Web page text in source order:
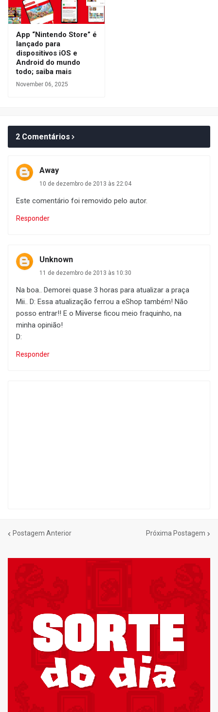
App “Nintendo Store” é
lançado para
dispositivos iOS e
Android do mundo
todo; saiba mais
November 06, 2025
2 Comentários
Away
10 de dezembro de 2013 às 22:04
Este comentário foi removido pelo autor.
Responder
Unknown
11 de dezembro de 2013 às 10:30
Na boa.. Demorei quase 3 horas para atualizar a praça
Mii.. D: Essa atualização ferrou a eShop também! Não
posso entrar!! E o Miiverse ficou meio fraquinho, na
minha opinião!
D:
Responder
Postagem Anterior Próxima Postagem